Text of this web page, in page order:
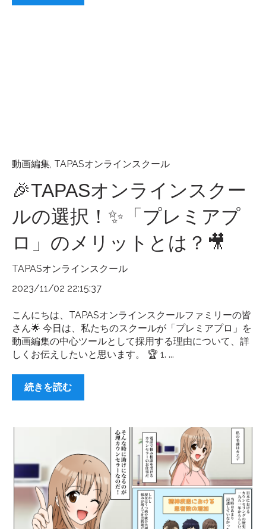
動画編集, TAPASオンラインスクール
🎉TAPASオンラインスクー
ルの選択！✨「プレミアプ
ロ」のメリットとは？🎥
TAPASオンラインスクール
2023/11/02 22:15:37
こんにちは、TAPASオンラインスクールファミリーの皆
さん🌟 今日は、私たちのスクールが「プレミアプロ」を
動画編集の中心ツールとして採用する理由について、詳
しくお伝えしたいと思います。 🏆 1. ...
続きを読む